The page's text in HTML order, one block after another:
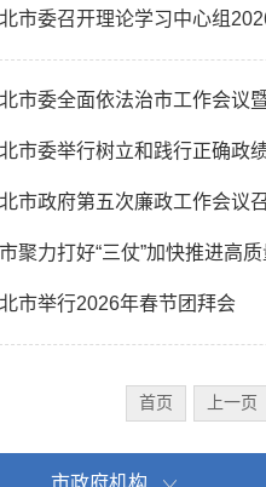
市委召开理论学习中心组
市委全面依法治市工作会议
市委举行树立和践行正确政
市政府第五次廉政工作会议
聚力打好“三仗”加快推进高
市举行2026年春节团拜会
首页 上一页
市政府机构